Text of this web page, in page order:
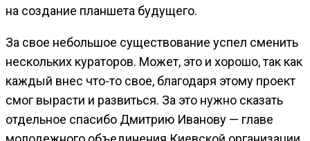
на создание планшета будущего.
За свое небольшое существование успел сменить
нескольких кураторов. Может, это и хорошо, так как
каждый внес что-то свое, благодаря этому проект
смог вырасти и развиться. За это нужно сказать
отдельное спасибо Дмитрию Иванову — главе